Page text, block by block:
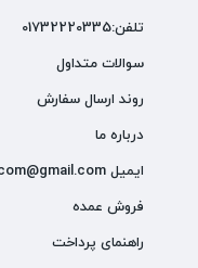
تلفن:01732220335
سوالات متداول
روند ارسال سفارش
درباره ما
ایمیل mobooff.com@gmail.com
فروش عمده
راهنمای پرداخت